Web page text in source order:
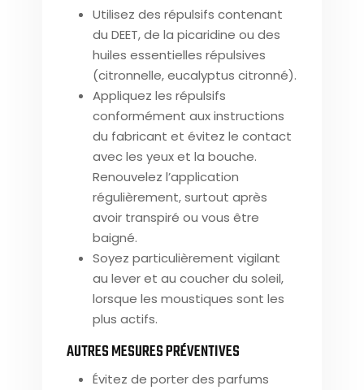
Utilisez des répulsifs contenant
du DEET, de la picaridine ou des
huiles essentielles répulsives
(citronnelle, eucalyptus citronné).
Appliquez les répulsifs
conformément aux instructions
du fabricant et évitez le contact
avec les yeux et la bouche.
Renouvelez l’application
régulièrement, surtout après
avoir transpiré ou vous être
baigné.
Soyez particulièrement vigilant
au lever et au coucher du soleil,
lorsque les moustiques sont les
plus actifs.
AUTRES MESURES PRÉVENTIVES
Évitez de porter des parfums